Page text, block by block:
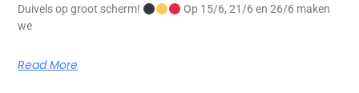
Duivels op groot scherm!
Op 15/6, 21/6 en 26/6 maken
we
Read More